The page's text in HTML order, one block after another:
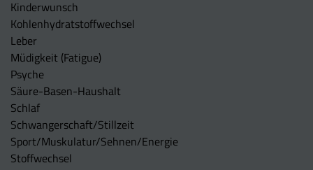
Kinderwunsch
Kohlenhydratstoffwechsel
Leber
Müdigkeit (Fatigue)
Psyche
Säure-Basen-Haushalt
Schlaf
Schwangerschaft/Stillzeit
Sport/Muskulatur/Sehnen/Energie
Stoffwechsel